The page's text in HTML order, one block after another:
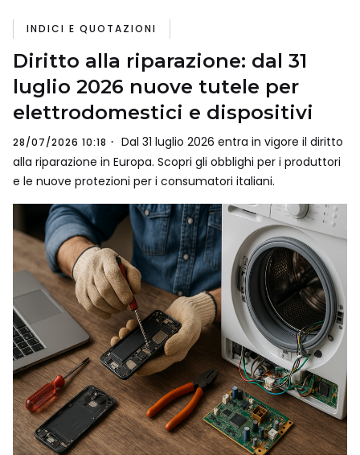
INDICI E QUOTAZIONI
Diritto alla riparazione: dal 31
luglio 2026 nuove tutele per
elettrodomestici e dispositivi
28/07/2026 10:18
Dal 31 luglio 2026 entra in vigore il diritto
alla riparazione in Europa. Scopri gli obblighi per i produttori
e le nuove protezioni per i consumatori italiani.